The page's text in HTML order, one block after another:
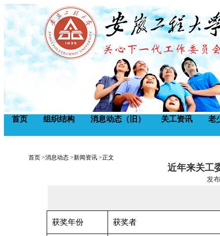
首页 组织结构 消息动态（旧） 关工资讯 老
首页 >消息动态 >新闻资讯 >正文
近年来关工
发
获奖年份 获奖者